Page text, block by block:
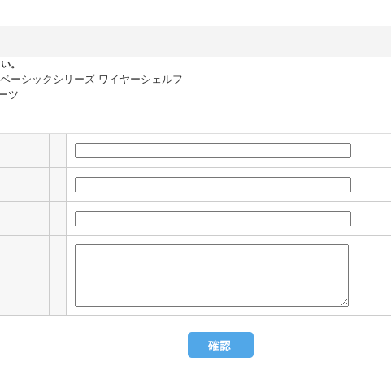
。
ーシックシリーズ ワイヤーシェルフ
ツ